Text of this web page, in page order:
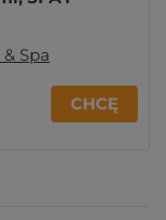
Spa
CHCĘ